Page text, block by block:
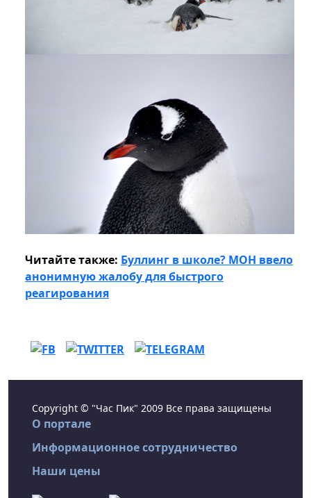
Читайте также: Буллинг в школе? МОН ввело
анонимную жалобу для быстрого
реагирования
Copyright © "Час Пик" 2009 Все права защищены
О портале
Информационное сотрудничество
Наши цены